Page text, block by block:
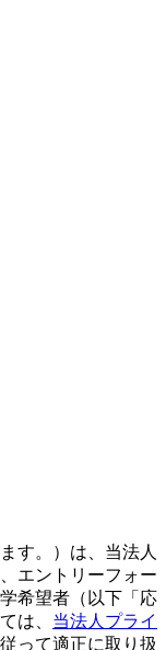
す。）は、当法人
エントリーフォー
希望者（以下「応
は、 当法人プライ
って適正に取り扱